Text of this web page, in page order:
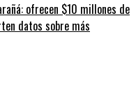
ofrecen $10 millones de
datos sobre más